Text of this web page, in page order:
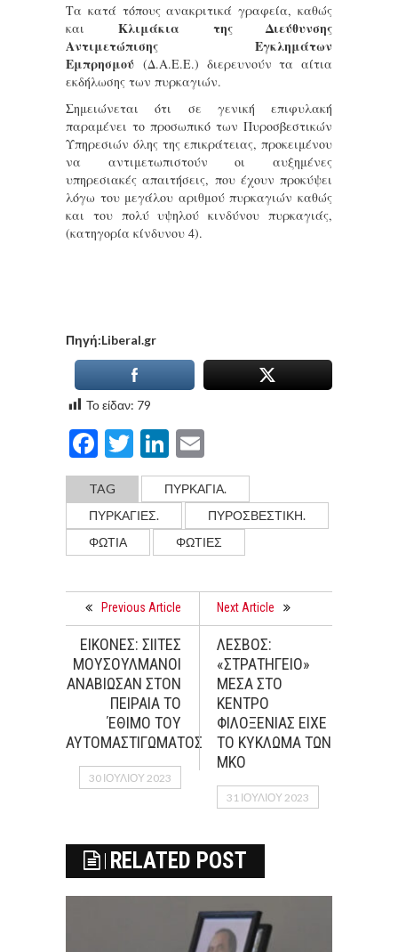
Τα κατά τόπους ανακριτικά γραφεία, καθώς
καιΚλιμάκια της Διεύθυνσης
Αντιμετώπισης Εγκλημάτων
Εμπρησμού (Δ.Α.Ε.Ε.) διερευνούν τα αίτια
εκδήλωσης των πυρκαγιών.
Σημειώνεται ότι σε γενική επιφυλακή
παραμένει το προσωπικό των Πυροσβεστικών
Υπηρεσιών όλης της επικράτειας, προκειμένου
να αντιμετωπιστούν οι αυξημένες
υπηρεσιακές απαιτήσεις, που έχουν προκύψει
λόγω του μεγάλου αριθμού πυρκαγιών καθώς
και του πολύ υψηλού κινδύνου πυρκαγιάς,
(κατηγορία κίνδυνου 4).
Πηγή:Liberal.gr
Το είδαν: 79
Facebook
TwitterLinkedIn
TAG
ΠΥΡΚΑΓΙΆ.
ΠΥΡΚΑΓΙΈΣ.
ΠΥΡΟΣΒΕΣΤΙΚΗ.
ΦΩΤΙΑ
ΦΩΤΙΕΣ
Previous Article
ΕΙΚΟΝΕΣ: ΣΙΙΤΕΣ
ΜΟΥΣΟΥΛΜΑΝΟΙ
ΑΝΑΒΙΩΣΑΝ ΣΤΟΝ
ΠΕΙΡΑΙΑ ΤΟ
ΈΘΙΜΟ ΤΟΥ
ΑΥΤΟΜΑΣΤΙΓΩΜΑΤΟΣ
30 ΙΟΥΛΊΟΥ 2023
Next Article
ΛΕΣΒΟΣ:
«ΣΤΡΑΤΗΓΕΙΟ»
ΜΕΣΑ ΣΤΟ
ΚΕΝΤΡΟ
ΦΙΛΟΞΕΝΙΑΣ ΕΙΧΕ
ΤΟ ΚΥΚΛΩΜΑ ΤΩΝ
ΜΚΟ
31 ΙΟΥΛΊΟΥ 2023
RELATED POST